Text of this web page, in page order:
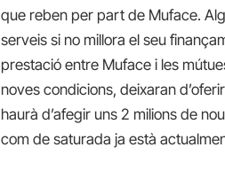
que reben per part de Muface.
serveis si no millora el seu
prestació entre Muface i les
noves condicions, deixaran
haurà d’afegir uns 2 milions de
com de saturada ja està